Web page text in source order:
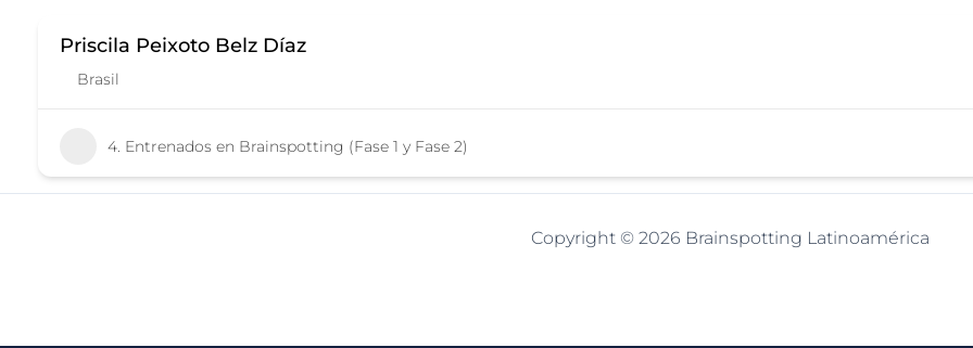
Priscila Peixoto Belz Díaz
Brasil
4. Entrenados en Brainspotting (Fase 1 y Fase 2)
Copyright © 2026 Brainspotting Latinoamérica